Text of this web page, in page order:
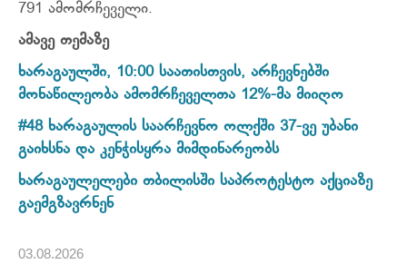
791 ამომრჩეველი.
ამავე თემაზე
ხარაგაულში, 10:00 საათისთვის, არჩევნებში
მონაწილეობა ამომრჩეველთა 12%-მა მიიღო
#48 ხარაგაულის საარჩევნო ოლქში 37-ვე უბანი
გაიხსნა და კენჭისყრა მიმდინარეობს
ხარაგაულელები თბილისში საპროტესტო აქციაზე
გაემგზავრნენ
03.08.2026